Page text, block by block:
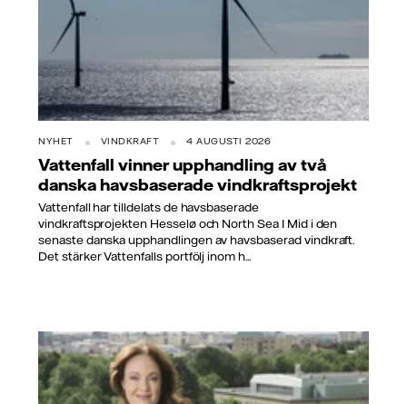
NYHET VINDKRAFT 4 AUGUSTI 2026
Vattenfall vinner upphandling av två
danska havsbaserade vindkraftsprojekt
Vattenfall har tilldelats de havsbaserade
vindkraftsprojekten Hesselø och North Sea I Mid i den
senaste danska upphandlingen av havsbaserad vindkraft.
Det stärker Vattenfalls portfölj inom h...